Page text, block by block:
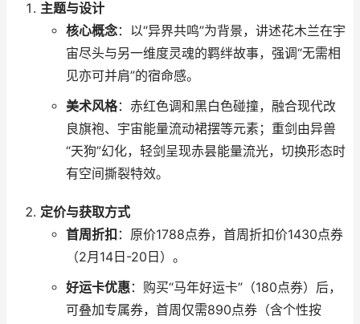
主题与设计
核心概念：以“异界共鸣”为背景，讲述花木兰在宇
宙尽头与另一维度灵魂的羁绊故事，强调“无需相
见亦可并肩”的宿命感。
美术风格：赤红色调和黑白色碰撞，融合现代改
良旗袍、宇宙能量流动裙摆等元素；重剑由异兽
“天狗”幻化，轻剑呈现赤昙能量流光，切换形态时
有空间撕裂特效。
定价与获取方式
首周折扣 ：原价1788点券，首周折扣价1430点券
（2月14日-20日）。
好运卡优惠：购买“马年好运卡”（180点券）后，
可叠加专属券，首周仅需890点券（含个性按